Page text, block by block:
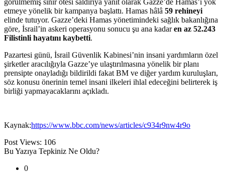
etmeye yönelik bir kampanya başlattı. Hamas hâlâ 59 rehineyi
elinde tutuyor. Gazze’deki Hamas yönetimindeki sağlık bakanlığına
göre, İsrail’in askeri operasyonu sonucu şu ana kadaren az 52.243
Filistinli hayatını kaybetti.
Pazartesi günü, İsrail Güvenlik Kabinesi’nin insani yardımların özel
şirketler aracılığıyla Gazze’ye ulaştırılmasına yönelik bir planı
prensipte onayladığı bildirildi fakat BM ve diğer yardım kuruluşları,
söz konusu önerinin temel insani ilkeleri ihlal edeceğini belirterek iş
birliği yapmayacaklarını açıkladı.
Kaynak:https://www.bbc.com/news/articles/c934r9nw4r9o
Post Views: 106
Bu Yazıya Tepkiniz Ne Oldu?
0